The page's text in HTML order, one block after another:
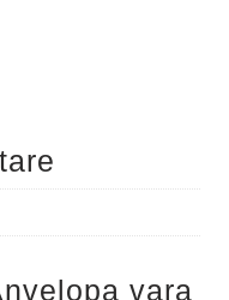
vara